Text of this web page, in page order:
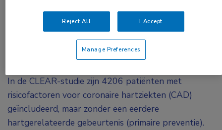
Statines zijn veel voorgeschreven middelen om het
LDL-cholesterol (LDL-c) te verlagen. Ongeveer 1 op
de 10-12 patiënten heeft echter statine-
intolerantie (SI); bij diabetespatiënten, vrouwen en
In de CLEAR-studie zijn 4206 patiënten met
risicofactoren voor coronaire hartziekten (CAD)
geïncludeerd, maar zonder een eerdere
hartgerelateerde gebeurtenis (primaire preventie).
Reject All I Accept
Manage Preferences